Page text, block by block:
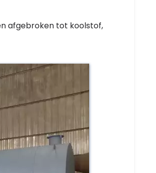
afgebroken tot koolstof,